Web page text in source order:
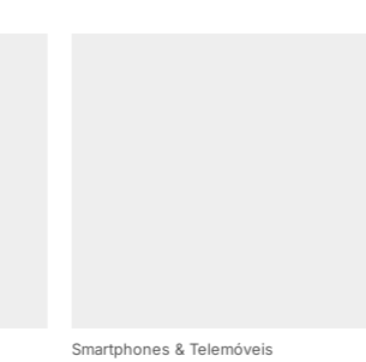
Smartphones & Telemóveis